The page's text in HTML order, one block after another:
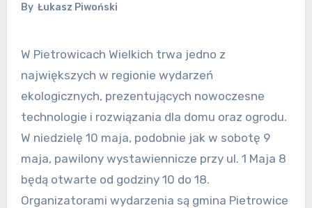
By Łukasz Piwoński
W Pietrowicach Wielkich trwa jedno z
największych w regionie wydarzeń
ekologicznych, prezentujących nowoczesne
technologie i rozwiązania dla domu oraz ogrodu.
W niedzielę 10 maja, podobnie jak w sobotę 9
maja, pawilony wystawiennicze przy ul. 1 Maja 8
będą otwarte od godziny 10 do 18.
Organizatorami wydarzenia są gmina Pietrowice